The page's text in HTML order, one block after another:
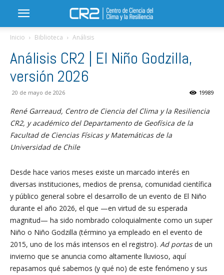
Inicio Biblioteca Análisis
Análisis CR2 | El Niño Godzilla,
versión 2026
20 de mayo de 2026 19989
René Garreaud, Centro de Ciencia del Clima y la Resiliencia
CR2, y académico del Departamento de Geofísica de la
Facultad de Ciencias Físicas y Matemáticas de la
Universidad de Chile
Desde hace varios meses existe un marcado interés en
diversas instituciones, medios de prensa, comunidad científica
y público general sobre el desarrollo de un evento de El Niño
durante el año 2026, el que —en virtud de su esperada
magnitud— ha sido nombrado coloquialmente como un super
Niño o Niño Godzilla (término ya empleado en el evento de
2015, uno de los más intensos en el registro). Ad portasde un
invierno que se anuncia como altamente lluvioso, aquí
repasamos qué sabemos (y qué no) de este fenómeno y sus